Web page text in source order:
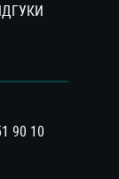
90 10